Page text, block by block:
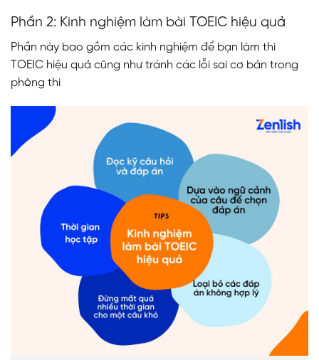
Phần 2: Kinh nghiệm làm bài TOEIC hiệu quả
Phần này bao gồm các kinh nghiệm để bạn làm thi
TOEIC hiệu quả cũng như tránh các lỗi sai cơ bản trong
phòng thi